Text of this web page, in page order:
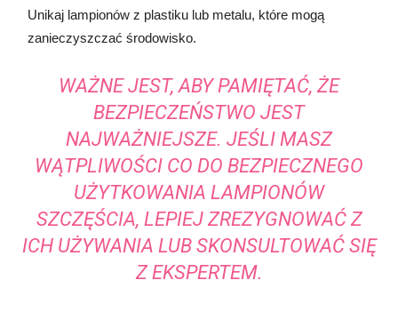
Unikaj lampionów z plastiku lub metalu, które mogą
zanieczyszczać środowisko.
WAŻNE JEST, ABY PAMIĘTAĆ, ŻE
BEZPIECZEŃSTWO JEST
NAJWAŻNIEJSZE. JEŚLI MASZ
WĄTPLIWOŚCI CO DO BEZPIECZNEGO
UŻYTKOWANIA LAMPIONÓW
SZCZĘŚCIA, LEPIEJ ZREZYGNOWAĆ Z
ICH UŻYWANIA LUB SKONSULTOWAĆ SIĘ
Z EKSPERTEM.